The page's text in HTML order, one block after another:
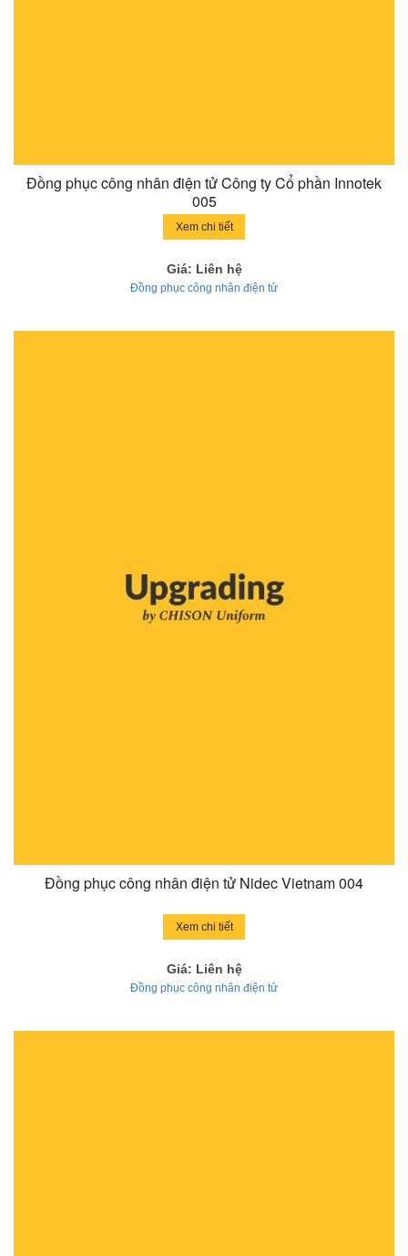
Đồng phục công nhân điện tử Công ty Cổ phần Innotek
005
Xem chi tiết
Giá: Liên hệ
Đồng phục công nhân điện tử
Đồng phục công nhân điện tử Nidec Vietnam 004
Xem chi tiết
Giá: Liên hệ
Đồng phục công nhân điện tử